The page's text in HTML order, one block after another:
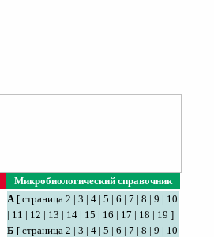
Микробиологический справочник
А[ страница 2 | 3 | 4 | 5 | 6 | 7 | 8 | 9 | 10
| 11 | 12 | 13 | 14 | 15 | 16 | 17 | 18 | 19 ]
Б [ страница 2 | 3 | 4 | 5 | 6 | 7 | 8 | 9 | 10